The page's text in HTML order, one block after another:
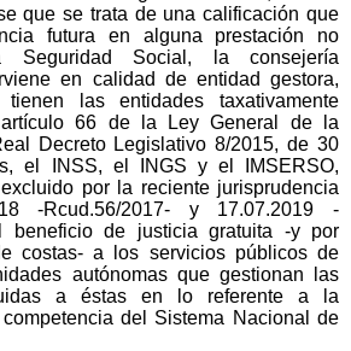
que se trata de una calificación que
futura en alguna prestación no
Seguridad Social, la consejería
en calidad de entidad gestora,
las entidades taxativamente
66 de la Ley General de la
Decreto Legislativo 8/2015, de 30
el INSS, el INGS y el IMSERSO,
por la reciente jurisprudencia
-Rcud.56/2017- y 17.07.2019 -
beneficio de justicia gratuita -y por
costas- a los servicios públicos de
autónomas que gestionan las
a éstas en lo referente a la
del Sistema Nacional de